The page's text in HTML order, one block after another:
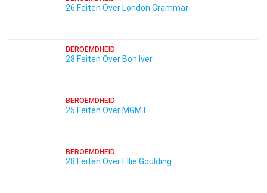
26 Feiten Over London Grammar
BEROEMDHEID
28 Feiten Over Bon Iver
BEROEMDHEID
25 Feiten Over MGMT
BEROEMDHEID
28 Feiten Over Ellie Goulding